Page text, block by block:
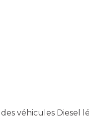
véhicules Diesel